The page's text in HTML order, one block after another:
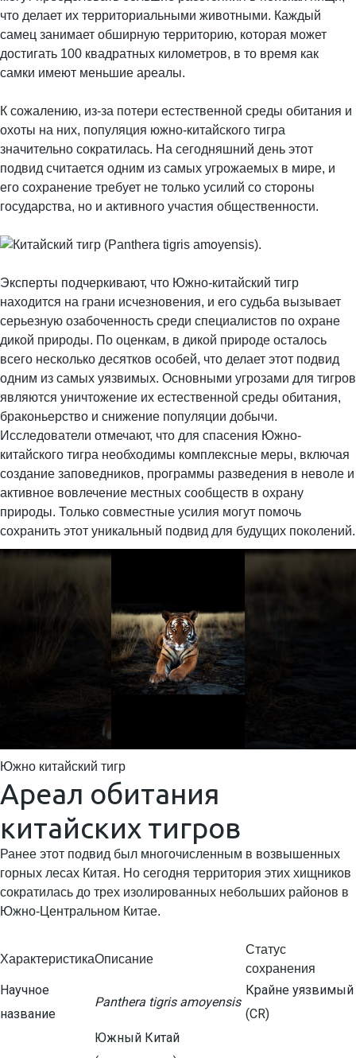
что делает их территориальными животными. Каждый
самец занимает обширную территорию, которая может
достигать 100 квадратных километров, в то время как
самки имеют меньшие ареалы.
К сожалению, из-за потери естественной среды обитания и
охоты на них, популяция южно-китайского тигра
значительно сократилась. На сегодняшний день этот
подвид считается одним из самых угрожаемых в мире, и
его сохранение требует не только усилий со стороны
государства, но и активного участия общественности.
Эксперты подчеркивают, что Южно-китайский тигр
находится на грани исчезновения, и его судьба вызывает
серьезную озабоченность среди специалистов по охране
дикой природы. По оценкам, в дикой природе осталось
всего несколько десятков особей, что делает этот подвид
одним из самых уязвимых. Основными угрозами для тигров
являются уничтожение их естественной среды обитания,
браконьерство и снижение популяции добычи.
Исследователи отмечают, что для спасения Южно-
китайского тигра необходимы комплексные меры, включая
создание заповедников, программы разведения в неволе и
активное вовлечение местных сообществ в охрану
природы. Только совместные усилия могут помочь
сохранить этот уникальный подвид для будущих поколений.
Южно китайский тигр
Ареал обитания
китайских тигров
Ранее этот подвид был многочисленным в возвышенных
горных лесах Китая. Но сегодня территория этих хищников
сократилась до трех изолированных небольших районов в
Южно-Центральном Китае.
ХарактеристикаОписание
Статус
сохранения
Научное
название
Panthera tigris amoyensis
Крайне уязвимый
(CR)
Южный Китай